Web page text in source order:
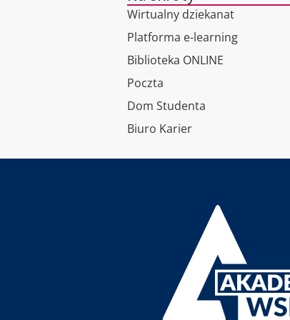
Wirtualny dziekanat
Platforma e-learning
Biblioteka ONLINE
Poczta
Dom Studenta
Biuro Karier